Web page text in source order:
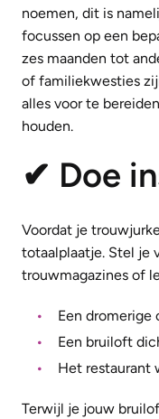
noemen, dit is
focussen op een
zes maanden tot
of familiekwesties
alles voor te
houden.
✔ Doe
Voordat je
totaalplaatje. Stel je
trouwmagazines of
Een dromerige
Een bruiloft
Het restaurant
Terwijl je jouw